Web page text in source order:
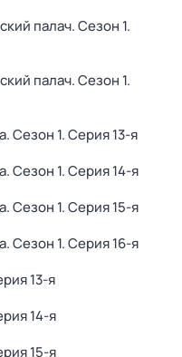
палач. Сезон 1.
палач. Сезон 1.
. Сезон 1. Серия 13-я
. Сезон 1. Серия 14-я
. Сезон 1. Серия 15-я
. Сезон 1. Серия 16-я
13-я
14-я
15-я